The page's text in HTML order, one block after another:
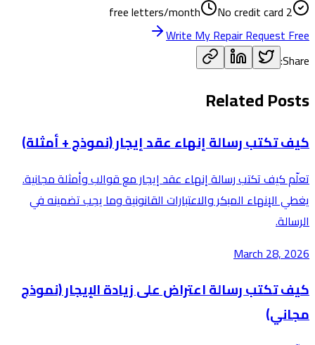
2 free letters/month
No credit card
Write My Repair Request Free
Share:
Related Posts
كيف تكتب رسالة إنهاء عقد إيجار (نموذج + أمثلة)
تعلّم كيف تكتب رسالة إنهاء عقد إيجار مع قوالب وأمثلة مجانية.
يغطي الإنهاء المبكر والاعتبارات القانونية وما يجب تضمينه في
الرسالة.
March 28, 2026
كيف تكتب رسالة اعتراض على زيادة الإيجار (نموذج
مجاني)